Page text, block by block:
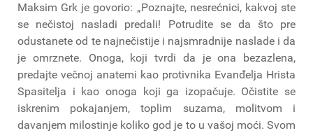
Maksim Grk je govorio: „Poznajte, nesrećnici, kakvoj ste
se nečistoj nasladi predali! Potrudite se da što pre
odustanete od te najnečistije i najsmradnije naslade i da
je omrznete. Onoga, koji tvrdi da je ona bezazlena,
predajte večnoj anatemi kao protivnika Evanđelja Hrista
Spasitelja i kao onoga koji ga izopačuje. Očistite se
iskrenim pokajanjem, toplim suzama, molitvom i
davanjem milostinje koliko god je to u vašoj moći. Svom